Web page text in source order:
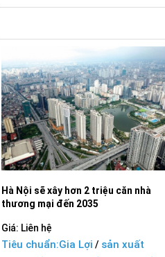
Hà Nội sẽ xây hơn 2 triệu căn nhà
thương mại đến 2035
Giá: Liên hệ
Tiêu chuẩn:Gia Lợi / sản xuất